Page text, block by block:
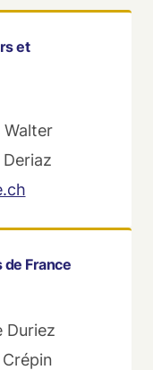
et
Walter
de France
Duriez